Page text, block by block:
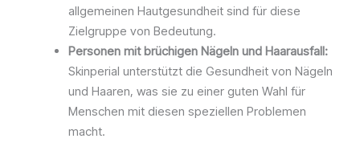
allgemeinen Hautgesundheit sind für diese
Zielgruppe von Bedeutung.
Personen mit brüchigen Nägeln und Haarausfall:
Skinperial unterstützt die Gesundheit von Nägeln
und Haaren, was sie zu einer guten Wahl für
Menschen mit diesen speziellen Problemen
macht.